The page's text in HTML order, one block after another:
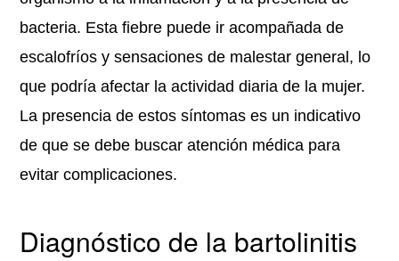
bacteria. Esta fiebre puede ir acompañada de
escalofríos y sensaciones de malestar general, lo
que podría afectar la actividad diaria de la mujer.
La presencia de estos síntomas es un indicativo
de que se debe buscar atención médica para
evitar complicaciones.
Diagnóstico de la bartolinitis